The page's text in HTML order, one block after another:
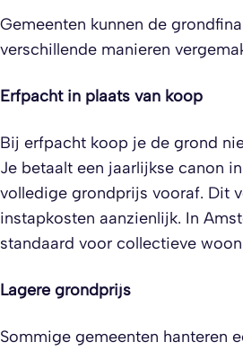
Gemeenten kunnen de
verschillende manieren
Erfpacht in plaats van koop
Bij erfpacht koop je de grond
Je betaalt een jaarlijkse canon
volledige grondprijs vooraf. Dit
instapkosten aanzienlijk. In
standaard voor collectieve
Lagere grondprijs
Sommige gemeenten hanteren